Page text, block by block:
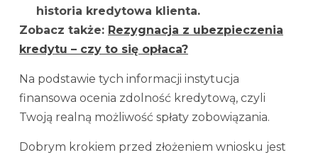
historia kredytowa klienta.
Zobacz także: Rezygnacja z ubezpieczenia
kredytu – czy to się opłaca?
Na podstawie tych informacji instytucja
finansowa ocenia zdolność kredytową, czyli
Twoją realną możliwość spłaty zobowiązania.
Dobrym krokiem przed złożeniem wniosku jest